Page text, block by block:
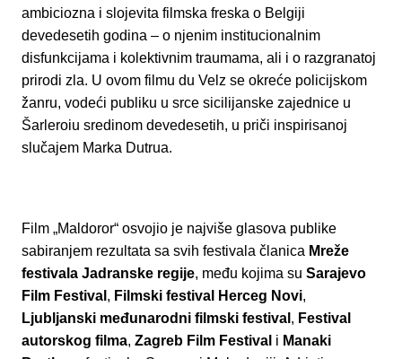
ambiciozna i slojevita filmska freska o Belgiji
devedesetih godina – o njenim institucionalnim
disfunkcijama i kolektivnim traumama, ali i o razgranatoj
prirodi zla. U ovom filmu du Velz se okreće policijskom
žanru, vodeći publiku u srce sicilijanske zajednice u
Šarleroiu sredinom devedesetih, u priči inspirisanoj
slučajem Marka Dutrua.
Film „Maldoror“ osvojio je najviše glasova publike
sabiranjem rezultata sa svih festivala članica Mreže
festivala Jadranske regije, među kojima su Sarajevo
Film Festival , Filmski festival Herceg Novi,
Ljubljanski međunarodni filmski festival , Festival
autorskog filma, Zagreb Film Festival i Manaki